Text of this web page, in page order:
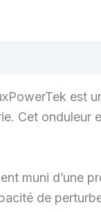
Cet
muni d’une
de